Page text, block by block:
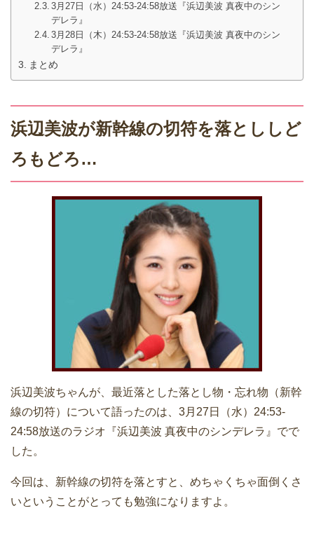
3月27日（水）24:53-24:58放送『浜辺美波 真夜中のシン
デレラ』
3月28日（木）24:53-24:58放送『浜辺美波 真夜中のシン
デレラ』
まとめ
浜辺美波が新幹線の切符を落とししど
ろもどろ…
浜辺美波ちゃんが、最近落とした落とし物・忘れ物（新幹
線の切符）について語ったのは、3月27日（水）24:53-
24:58放送のラジオ『浜辺美波 真夜中のシンデレラ』でで
した。
今回は、新幹線の切符を落とすと、めちゃくちゃ面倒くさ
いということがとっても勉強になりますよ。